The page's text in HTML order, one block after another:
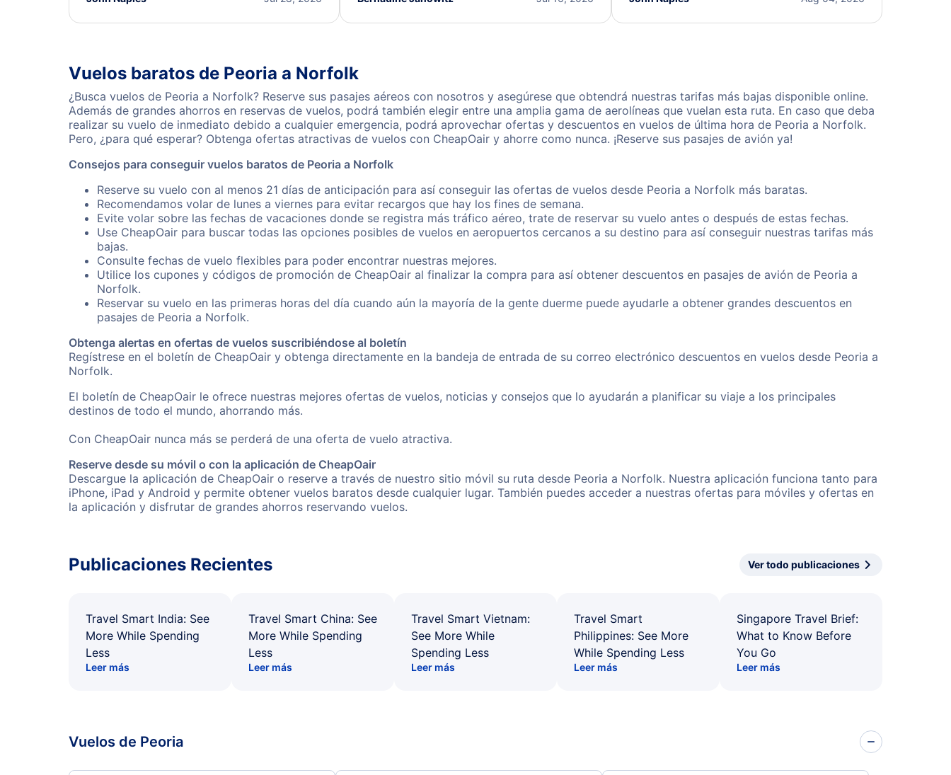
Vuelos baratos de Peoria a Norfolk
¿Busca vuelos de Peoria a Norfolk? Reserve sus pasajes aéreos con nosotros y asegúrese que obtendrá nuestras tarifas más bajas disponible online.
Además de grandes ahorros en reservas de vuelos, podrá también elegir entre una amplia gama de aerolíneas que vuelan esta ruta. En caso que deba
realizar su vuelo de inmediato debido a cualquier emergencia, podrá aprovechar ofertas y descuentos en vuelos de última hora de Peoria a Norfolk.
Pero, ¿para qué esperar? Obtenga ofertas atractivas de vuelos con CheapOair y ahorre como nunca. ¡Reserve sus pasajes de avión ya!
Consejos para conseguir vuelos baratos de Peoria a Norfolk
Reserve su vuelo con al menos 21 días de anticipación para así conseguir las ofertas de vuelos desde Peoria a Norfolk más baratas.
Recomendamos volar de lunes a viernes para evitar recargos que hay los fines de semana.
Evite volar sobre las fechas de vacaciones donde se registra más tráfico aéreo, trate de reservar su vuelo antes o después de estas fechas.
Use CheapOair para buscar todas las opciones posibles de vuelos en aeropuertos cercanos a su destino para así conseguir nuestras tarifas más
bajas.
Consulte fechas de vuelo flexibles para poder encontrar nuestras mejores.
Utilice los cupones y códigos de promoción de CheapOair al finalizar la compra para así obtener descuentos en pasajes de avión de Peoria a
Norfolk.
Reservar su vuelo en las primeras horas del día cuando aún la mayoría de la gente duerme puede ayudarle a obtener grandes descuentos en
pasajes de Peoria a Norfolk.
Obtenga alertas en ofertas de vuelos suscribiéndose al boletín
Regístrese en el boletín de CheapOair y obtenga directamente en la bandeja de entrada de su correo electrónico descuentos en vuelos desde Peoria a
Norfolk.
El boletín de CheapOair le ofrece nuestras mejores ofertas de vuelos, noticias y consejos que lo ayudarán a planificar su viaje a los principales
destinos de todo el mundo, ahorrando más.
Con CheapOair nunca más se perderá de una oferta de vuelo atractiva.
Reserve desde su móvil o con la aplicación de CheapOair
Descargue la aplicación de CheapOair o reserve a través de nuestro sitio móvil su ruta desde Peoria a Norfolk. Nuestra aplicación funciona tanto para
iPhone, iPad y Android y permite obtener vuelos baratos desde cualquier lugar. También puedes acceder a nuestras ofertas para móviles y ofertas en
la aplicación y disfrutar de grandes ahorros reservando vuelos.
Publicaciones Recientes Ver todo publicaciones
Travel Smart India: See
More While Spending
Less
Leer más
Travel Smart China: See
More While Spending
Less
Leer más
Travel Smart Vietnam:
See More While
Spending Less
Leer más
Travel Smart
Philippines: See More
While Spending Less
Leer más
Singapore Travel Brief:
What to Know Before
You Go
Leer más
Vuelos de Peoria